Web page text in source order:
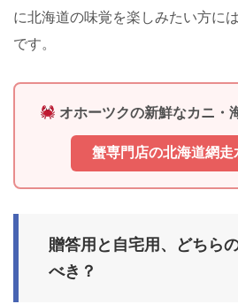
に北海道の味覚を楽しみたい方に
です。
オホーツクの新鮮なカニ・
蟹専門店の北海道網走
贈答用と自宅用、どちら
べき？